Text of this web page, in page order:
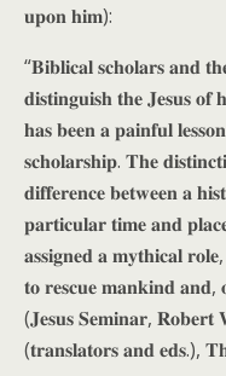
𝐮𝐩𝐨𝐧 𝐡𝐢𝐦):
“𝐁𝐢𝐛𝐥𝐢𝐜𝐚𝐥 𝐬𝐜𝐡𝐨𝐥𝐚𝐫𝐬 𝐚𝐧𝐝
𝐝𝐢𝐬𝐭𝐢𝐧𝐠𝐮𝐢𝐬𝐡 𝐭𝐡𝐞 𝐉𝐞𝐬𝐮𝐬 𝐨𝐟
𝐡𝐚𝐬 𝐛𝐞𝐞𝐧 𝐚 𝐩𝐚𝐢𝐧𝐟𝐮𝐥
𝐬𝐜𝐡𝐨𝐥𝐚𝐫𝐬𝐡𝐢𝐩. 𝐓𝐡𝐞
𝐝𝐢𝐟𝐟𝐞𝐫𝐞𝐧𝐜𝐞 𝐛𝐞𝐭𝐰𝐞𝐞𝐧 𝐚
𝐩𝐚𝐫𝐭𝐢𝐜𝐮𝐥𝐚𝐫 𝐭𝐢𝐦𝐞 𝐚𝐧𝐝
𝐚𝐬𝐬𝐢𝐠𝐧𝐞𝐝 𝐚 𝐦𝐲𝐭𝐡𝐢𝐜𝐚𝐥
𝐭𝐨 𝐫𝐞𝐬𝐜𝐮𝐞 𝐦𝐚𝐧𝐤𝐢𝐧𝐝 𝐚𝐧𝐝,
(𝐉𝐞𝐬𝐮𝐬 𝐒𝐞𝐦𝐢𝐧𝐚𝐫,
(𝐭𝐫𝐚𝐧𝐬𝐥𝐚𝐭𝐨𝐫𝐬 𝐚𝐧𝐝 𝐞𝐝𝐬.),